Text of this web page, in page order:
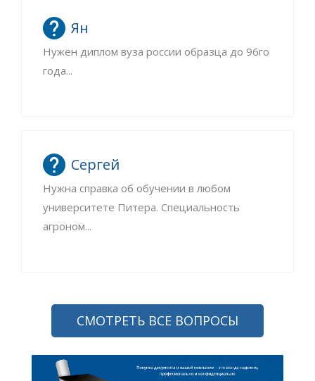
Ян
Нужен диплом вуза россии образца до 96го
года...
Сергей
Нужна справка об обучении в любом
университете Питера. Специальность
агроном...
СМОТРЕТЬ ВСЕ ВОПРОСЫ